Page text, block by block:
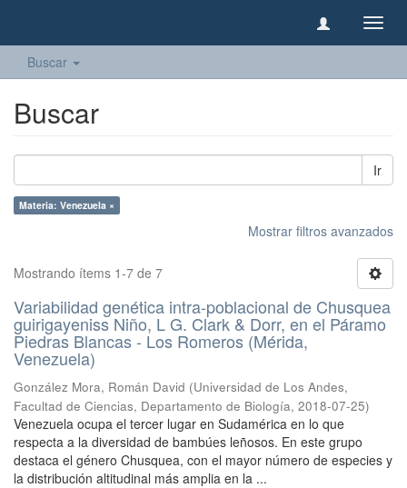
Buscar
Buscar
Ir
Materia: Venezuela ×
Mostrar filtros avanzados
Mostrando ítems 1-7 de 7
Variabilidad genética intra-poblacional de Chusquea
guirigayeniss Niño, L G. Clark & Dorr, en el Páramo
Piedras Blancas - Los Romeros (Mérida,
Venezuela)
González Mora, Román David (Universidad de Los Andes,
Facultad de Ciencias, Departamento de Biología, 2018-07-25)
Venezuela ocupa el tercer lugar en Sudamérica en lo que
respecta a la diversidad de bambúes leñosos. En este grupo
destaca el género Chusquea, con el mayor número de especies y
la distribución altitudinal más amplia en la ...